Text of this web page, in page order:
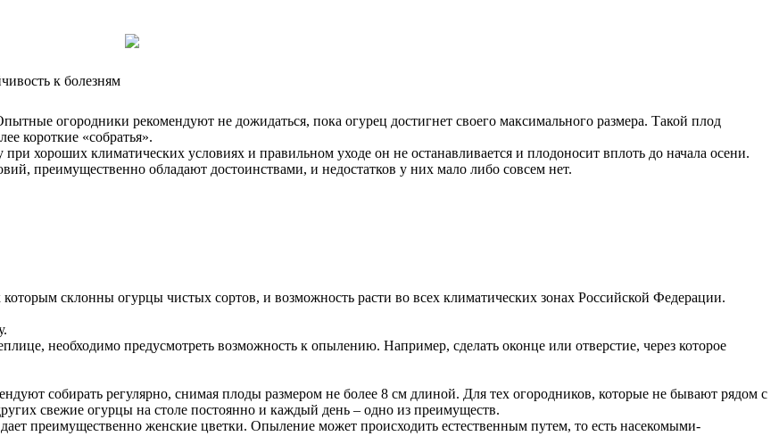
к болезням
огородники рекомендуют не дожидаться, пока огурец достигнет своего максимального размера. Такой плод
короткие «собратья».
хороших климатических условиях и правильном уходе он не останавливается и плодоносит вплоть до начала осени.
преимущественно обладают достоинствами, и недостатков у них мало либо совсем нет.
склонны огурцы чистых сортов, и возможность расти во всех климатических зонах Российской Федерации.
необходимо предусмотреть возможность к опылению. Например, сделать оконце или отверстие, через которое
собирать регулярно, снимая плоды размером не более 8 см длиной. Для тех огородников, которые не бывают рядом с
свежие огурцы на столе постоянно и каждый день – одно из преимуществ.
преимущественно женские цветки. Опыление может происходить естественным путем, то есть насекомыми-